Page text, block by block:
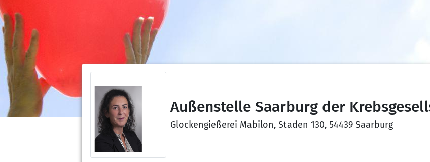
Außenstelle Saarburg der
Glockengießerei Mabilon, Staden 130, 54439 Saarburg